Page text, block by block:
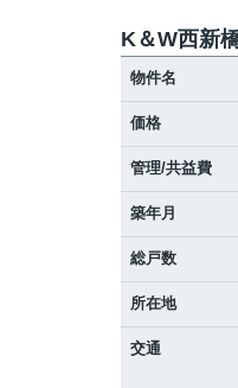
K＆W西新
物件名
価格
管理/共益費
築年月
総戸数
所在地
交通